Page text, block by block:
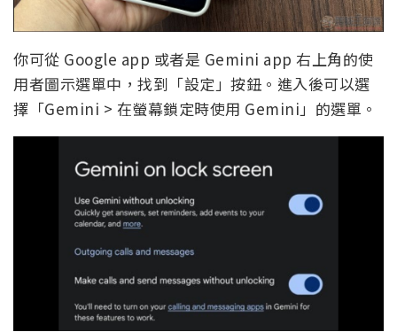
你可從 Google app 或者是 Gemini app 右上角的使
用者圖示選單中，找到「設定」按鈕。進入後可以選
擇「Gemini > 在螢幕鎖定時使用 Gemini」的選單。